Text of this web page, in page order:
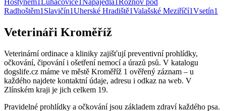
Hostýnem1Luhačovice1Napajedla1Rožnov pod
Radhoštěm1 Slavičín1Uherské Hradiště1Valašské Meziříčí1Vsetín1
Veterináři Kroměříž
Veterinární ordinace a kliniky zajišťují preventivní prohlídky,
očkování, čipování i ošetření nemocí a úrazů psů. V katalogu
dogslife.cz máme ve městě Kroměříž 1 ověřený záznam – u
každého najdete kontaktní údaje, adresu i odkaz na web. V
Zlínském kraji je jich celkem 19.
Pravidelné prohlídky a očkování jsou základem zdraví každého psa.